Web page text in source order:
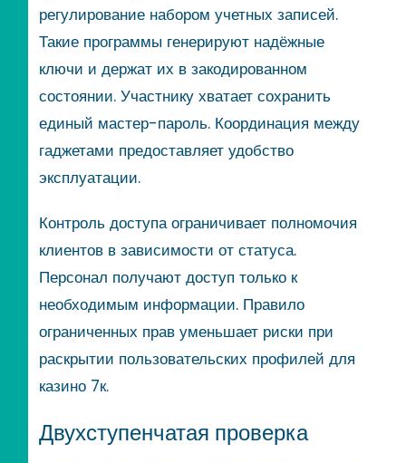
регулирование набором учетных записей.
Такие программы генерируют надёжные
ключи и держат их в закодированном
состоянии. Участнику хватает сохранить
единый мастер-пароль. Координация между
гаджетами предоставляет удобство
эксплуатации.
Контроль доступа ограничивает полномочия
клиентов в зависимости от статуса.
Персонал получают доступ только к
необходимым информации. Правило
ограниченных прав уменьшает риски при
раскрытии пользовательских профилей для
казино 7к.
Двухступенчатая проверка